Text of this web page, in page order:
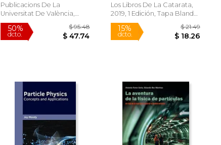
Publicacions De La
Universitat De València,
2015, 3 Edición, Tapa
Blanda, Nuevo
Los Libros De La Catarata,
2019, 1 Edición, Tapa Blanda,
Nuevo